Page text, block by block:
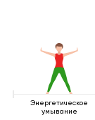
Энергетическое
умывание